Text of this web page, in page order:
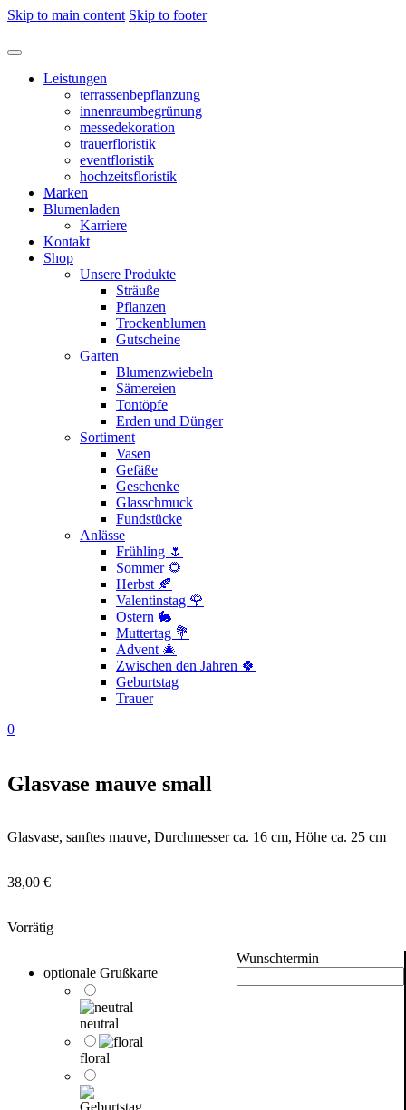
Skip to main content Skip to footer
Leistungen
terrassenbepflanzung
innenraumbegrünung
messedekoration
trauerfloristik
eventfloristik
hochzeitsfloristik
Marken
Blumenladen
Karriere
Kontakt
Shop
Unsere Produkte
Sträuße
Pflanzen
Trockenblumen
Gutscheine
Garten
Blumenzwiebeln
Sämereien
Tontöpfe
Erden und Dünger
Sortiment
Vasen
Gefäße
Geschenke
Glasschmuck
Fundstücke
Anlässe
Frühling 🌷
Sommer 🌻
Herbst 🍂
Valentinstag 🌹
Ostern 🐇
Muttertag 💐
Advent 🎄
Zwischen den Jahren 🍀
Geburtstag
Trauer
0
Glasvase mauve small
Glasvase, sanftes mauve, Durchmesser ca. 16 cm, Höhe ca. 25 cm
38,00 €
Vorrätig
optionale Grußkarte
neutral
floral
Wunschtermin